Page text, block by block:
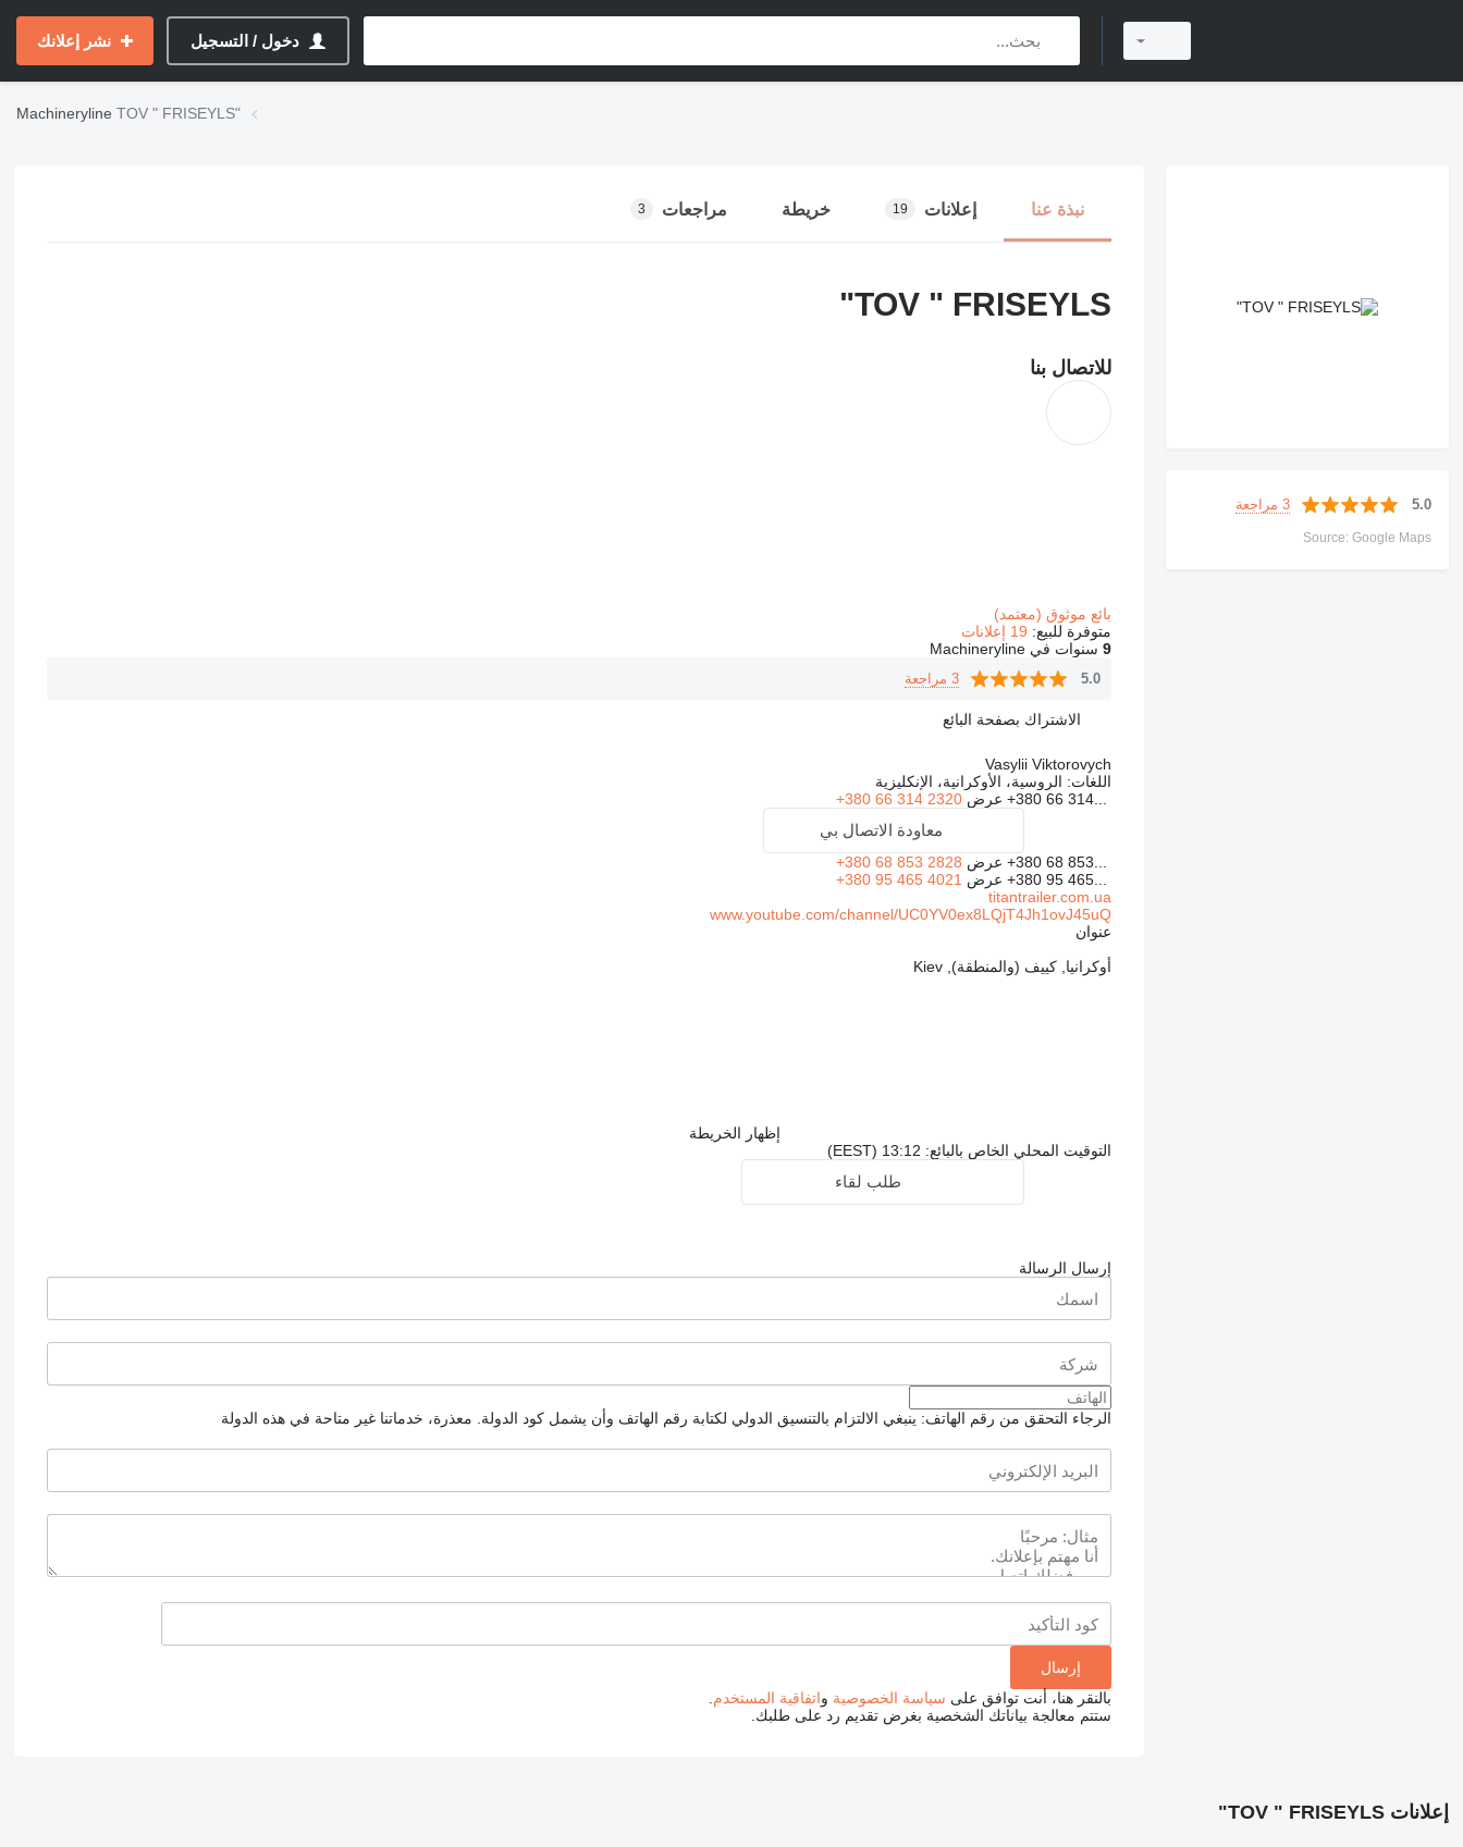
دخول / التسجيل نشر إعلانك
Machineryline TOV " FRISEYLS"
5.0 3 مراجعة
Source: Google Maps
نبذة عنا إعلانات 19 خريطة مراجعات 3
TOV " FRISEYLS"
للاتصال بنا
بائع موثوق (معتمد)
متوفرة للبيع: 19 إعلانات
9سنوات في Machineryline
5.0 3 مراجعة
الاشتراك بصفحة البائع
Vasylii Viktorovych
اللغات: الروسية، الأوكرانية، الإنكليزية
+380 66 314... عرض +380 66 314 2320
معاودة الاتصال بي
+380 68 853... عرض +380 68 853 2828
+380 95 465... عرض +380 95 465 4021
titantrailer.com.ua
www.youtube.com/channel/UC0YV0ex8LQjT4Jh1ovJ45uQ
عنوان
أوكرانيا, كييف (والمنطقة), Kiev
إظهار الخريطة
التوقيت المحلي الخاص بالبائع: 13:12 (EEST)
طلب لقاء
إرسال الرسالة
الرجاء التحقق من رقم الهاتف: ينبغي الالتزام بالتنسيق الدولي لكتابة رقم الهاتف وأن يشمل كود الدولة. معذرة، خدماتنا غير متاحة في هذه الدولة
بالنقر هنا، أنت توافق على سياسة الخصوصية واتفاقية المستخدم
ستتم معالجة بياناتك الشخصية بغرض تقديم رد على طلبك.
إعلانات TOV " FRISEYLS"